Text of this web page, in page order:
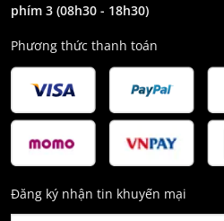
phím 3 (08h30 - 18h30)
Phương thức thanh toán
Đăng ký nhận tin khuyến mại